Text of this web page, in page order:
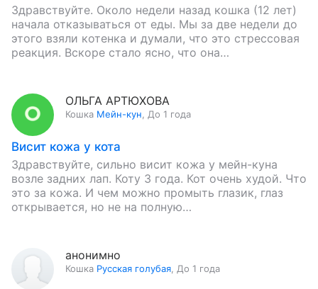
Здравствуйте. Около недели назад кошка (12 лет)
начала отказываться от еды. Мы за две недели до
этого взяли котенка и думали, что это стрессовая
реакция. Вскоре стало ясно, что она…
ОЛЬГА АРТЮХОВА
Кошка Мейн-кун До 1 года
Висит кожа у кота
Здравствуйте, сильно висит кожа у мейн-куна
возле задних лап. Коту 3 года. Кот очень худой. Что
это за кожа. И чем можно промыть глазик, глаз
открывается, но не на полную…
анонимно
Кошка Русская голубая До 1 года